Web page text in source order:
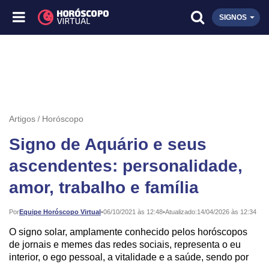
SIGNOS
Artigos Horóscopo
Signo de Aquário e seus
ascendentes: personalidade,
amor, trabalho e família
PorEquipe Horóscopo Virtual•
Publicado: 06/10/2021 às 12:48•Atualizado:14/04/2026 às 12:34
O signo solar, amplamente conhecido pelos horóscopos
de jornais e memes das redes sociais, representa o eu
interior, o ego pessoal, a vitalidade e a saúde, sendo por